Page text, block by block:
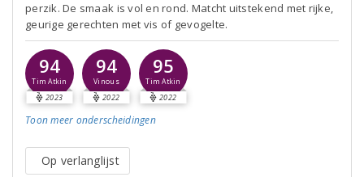
perzik. De smaak is vol en rond. Matcht uitstekend met rijke,
geurige gerechten met vis of gevogelte.
94
Tim Atkin
2023
94
Vinous
2022
95
Tim Atkin
2022
Toon meer onderscheidingen
Op verlanglijst